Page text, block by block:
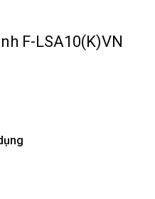
F-LSA10(K)VN
50W số lượng